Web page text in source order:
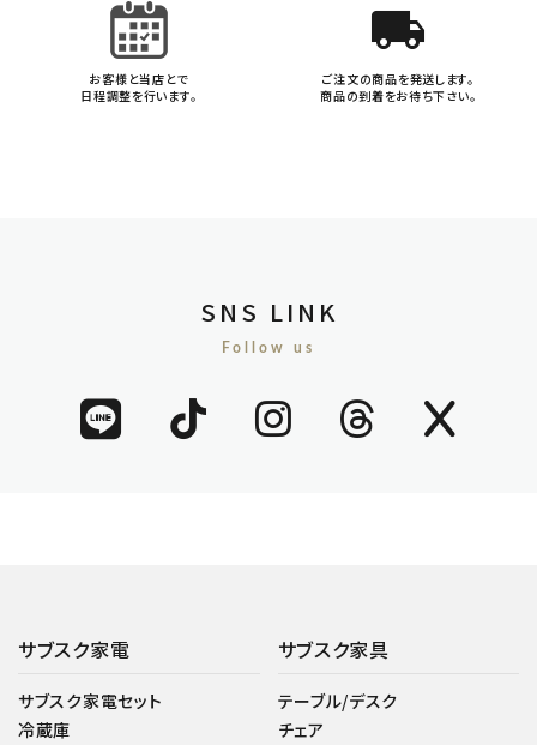
お客様と当店とで
日程調整を行います。
local_shipping
ご注文の商品を発送します。
商品の到着をお待ち下さい。
SNS LINK
Follow us
サブスク家電
サブスク家電セット
冷蔵庫
サブスク家具
テーブル/デスク
チェア